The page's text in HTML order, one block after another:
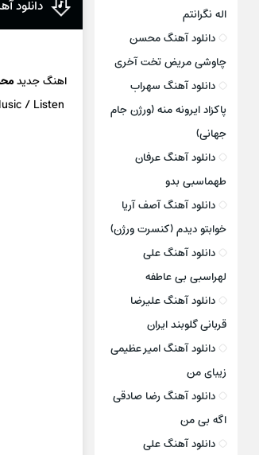
دانلود
اهنگ جدید
/ Listen
اله نگرانتم
دانلود آهنگ محسن
چاوشی مریض تخت آخری
دانلود آهنگ سهراب
پاکزاد ایرونه منه (ورژن جام
جهانی)
دانلود آهنگ عرفان
طهماسبی بدو
دانلود آهنگ آصف آریا
خوابتو دیدم (کنسرت ورژن)
دانلود آهنگ علی
لهراسبی بی عاطفه
دانلود آهنگ علیرضا
قربانی گلوبند ایران
دانلود آهنگ امیر عظیمی
زیبای من
دانلود آهنگ رضا صادقی
اگه بی من
دانلود آهنگ علی